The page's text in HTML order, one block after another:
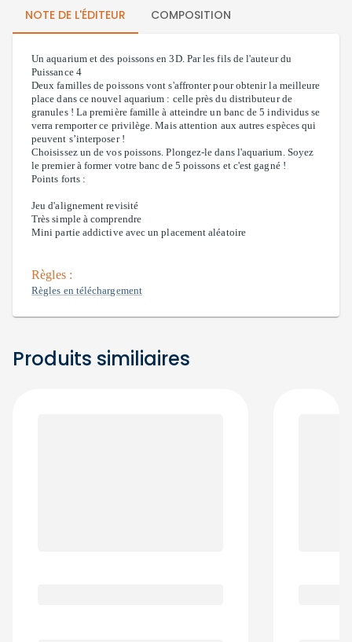
NOTE DE L'ÉDITEUR COMPOSITION
Un aquarium et des poissons en 3D. Par les fils de l'auteur du
Puissance 4
Deux familles de poissons vont s'affronter pour obtenir la meilleure
place dans ce nouvel aquarium : celle près du distributeur de
granules ! La première famille à atteindre un banc de 5 individus se
verra remporter ce privilège. Mais attention aux autres espèces qui
peuvent s’interposer !
Choisissez un de vos poissons. Plongez-le dans l'aquarium. Soyez
le premier à former votre banc de 5 poissons et c'est gagné !
Points forts :
Jeu d'alignement revisité
Très simple à comprendre
Mini partie addictive avec un placement aléatoire
Règles :
Règles en téléchargement
Produits similiaires